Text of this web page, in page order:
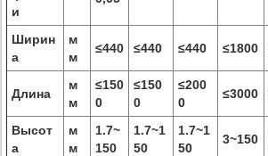
и
Ширин
а
м
м
≤440 ≤440 ≤440 ≤1800
Длина
м
м
≤150
0
≤150
0
≤200
0
≤3000
Высот
а
м
м
1.7~
150
1.7~1
50
1.7~1
50
3~150